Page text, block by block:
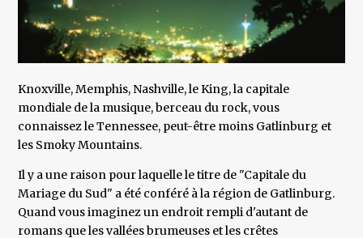
Knoxville, Memphis, Nashville, le King, la capitale
mondiale de la musique, berceau du rock, vous
connaissez le Tennessee, peut-être moins Gatlinburg et
les Smoky Mountains.
Il y a une raison pour laquelle le titre de "Capitale du
Mariage du Sud" a été conféré à la région de Gatlinburg.
Quand vous imaginez un endroit rempli d'autant de
romans que les vallées brumeuses et les crêtes